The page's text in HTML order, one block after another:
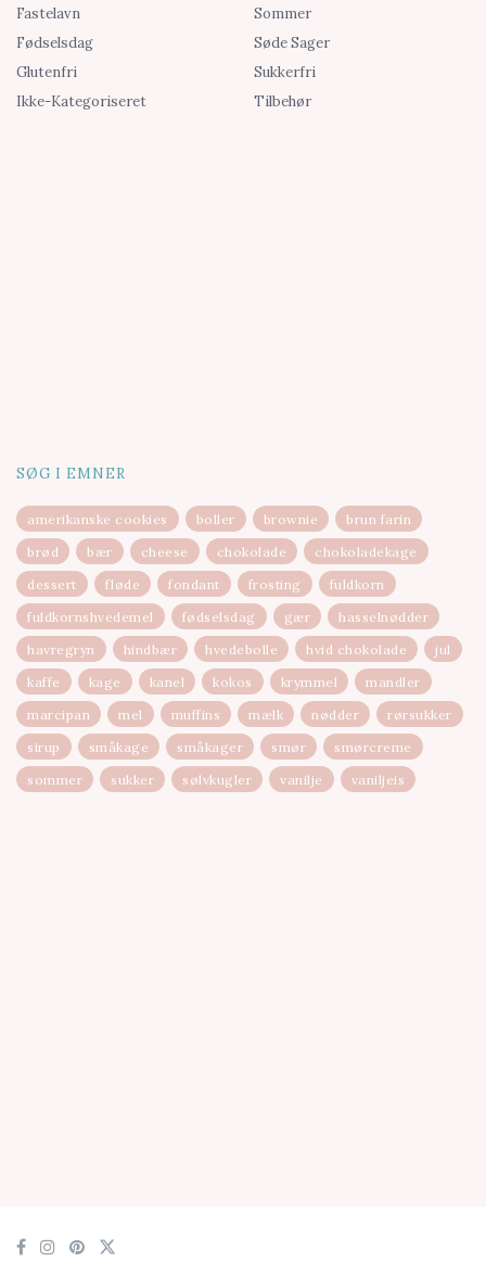
Fastelavn
Fødselsdag
Glutenfri
Ikke-Kategoriseret
Sommer
Søde Sager
Sukkerfri
Tilbehør
SØG I EMNER
amerikanske cookies boller brownie
brun farin
brød
bær cheese chokolade
chokoladekage
dessert
fløde fondant frosting
fuldkorn
fuldkornshvedemel
fødselsdag gær
hasselnødder
havregryn
hindbær hvedebolle hvid chokolade
jul
kaffe
kage kanel kokos krymmel
mandler
marcipan
mel muffins mælk nødder
rørsukker
sirup
småkage småkager smør
smørcreme
sommer
sukker sølvkugler vanilje vaniljeis